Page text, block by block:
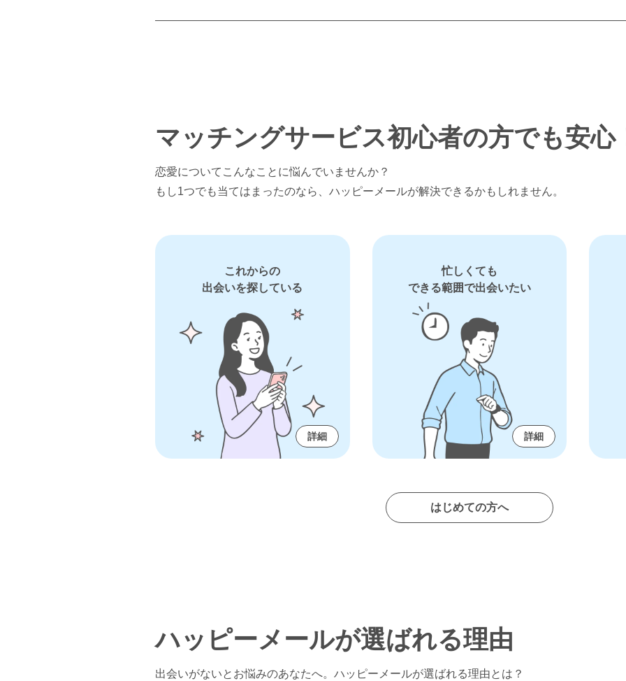
マッチングサービス初心者の方でも安心
恋愛についてこんなことに悩んでいませんか？
もし1つでも当てはまったのなら、ハッピーメールが解決できるかもしれません。
これからの
出会いを探している
詳細
忙しくても
できる範囲で出会いたい
詳細
はじめての方へ
ハッピーメールが選ばれる理由
出会いがないとお悩みのあなたへ。 ハッピーメールが選ばれる理由とは？